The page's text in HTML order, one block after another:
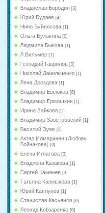
Владислав Бородин [0]
Юрий Будаев [4]
Нина Буйносова [1]
Ольга Булыгина [0]
Людмила Быкова [1]
Л.Вильмер [1]
Геннадий Гаврилов [0]
Николай Данильченко [1]
Лена Дроздова [1]
Владимир Евсюков [6]
Владимир Ермошкин [1]
Ирина Зайкова [1]
Владимир Заостровский [1]
Василий Зуев [5]
Актар Илмаринен (Любовь
Войнакова) [0]
Елена Игнатова [3]
Владлена Казакова [1]
Сергей Каменев [3]
Татьяна Калмыкова [1]
Юрий Каплунов [1]
Станислав Касьянов [0]
Леонид Кобзаренко [0]